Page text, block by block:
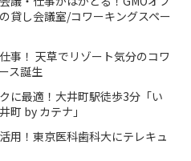
貸し会議室/コワーキングスペー
事！ 天草でリゾート気分のコワ
ス誕生
に最適！大井町駅徒歩3分「い
町 by カテナ」
用！東京医科歯科大にテレキュ